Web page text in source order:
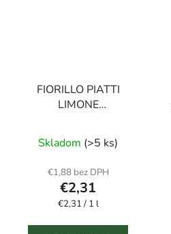
FIORILLO PIATTI
LIMONE
ml prostriedok na riad
Skladom (>5 ks)
€1,88 bez DPH
€2,31
Jednotková
€2,31 / 1 l